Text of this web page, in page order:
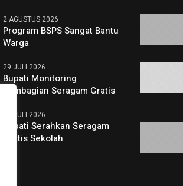
2 AGUSTUS 2026
Program BSPS Sangat Bantu
Warga
29 JULI 2026
Bupati Monitoring
Pembagian Seragam Gratis
13 JULI 2026
Bupati Serahkan Seragam
Gratis Sekolah